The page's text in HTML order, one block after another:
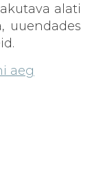
alati
uuendades
aeg